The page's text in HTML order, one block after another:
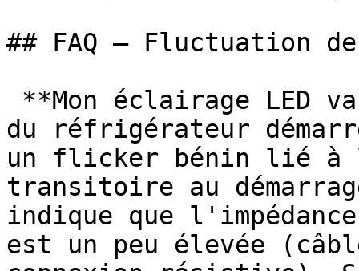
## FAQ — Fluctuation
du réfrigérateur
un flicker bénin lié à
transitoire au
indique que
est un peu élevée